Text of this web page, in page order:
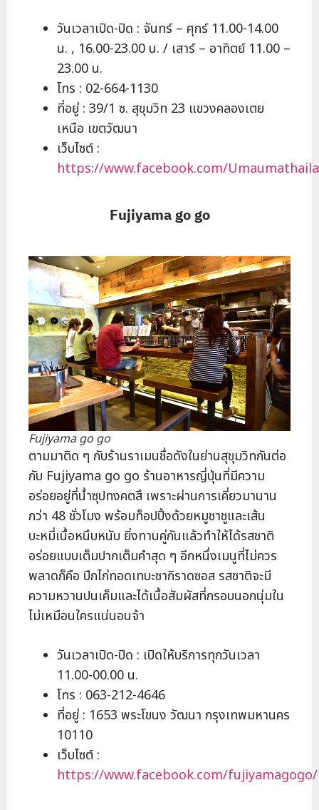
วันเวลาเปิด-ปิด : จันทร์ – ศุกร์ 11.00-14.00
น. , 16.00-23.00 น. / เสาร์ – อาทิตย์ 11.00 –
23.00 น.
โทร : 02-664-1130
ที่อยู่ : 39/1 ซ. สุขุมวิท 23 แขวงคลองเตย
เหนือ เขตวัฒนา
เว็บไซต์ :
https://www.facebook.com/
Fujiyama go go
Fujiyama go go
ตามมาติด ๆ กับร้านราเมนชื่อดังในย่านสุขุมวิทกันต่อ
กับ Fujiyama go go ร้านอาหารญี่ปุ่นที่มีความ
อร่อยอยู่ที่น้ำซุปทงคตสึ เพราะผ่านการเคี่ยวมานาน
กว่า 48 ชั่วโมง พร้อมท็อปปิ้งด้วยหมูชาชูและเส้น
บะหมี่เนื้อหนึบหนับ ยิ่งทานคู่กันแล้วทำให้ได้รสชาติ
อร่อยแบบเต็มปากเต็มคำสุด ๆ อีกหนึ่งเมนูที่ไม่ควร
พลาดก็คือ ปีกไก่ทอดเทบะซากิราดซอส รสชาติจะมี
ความหวานปนเค็มและได้เนื้อสัมผัสที่กรอบนอกนุ่มใน
ไม่เหมือนใครแน่นอนจ้า
วันเวลาเปิด-ปิด : เปิดให้บริการทุกวันเวลา
11.00-00.00 น.
โทร : 063-212-4646
ที่อยู่ : 1653 พระโขนง วัฒนา กรุงเทพมหานคร
10110
เว็บไซต์ :
https://www.facebook.com/fujiyamagogo/